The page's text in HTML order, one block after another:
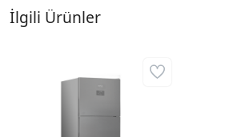
İlgili Ürünler